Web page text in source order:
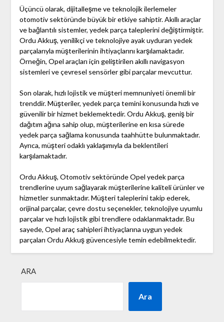
Üçüncü olarak, dijitalleşme ve teknolojik ilerlemeler
otomotiv sektöründe büyük bir etkiye sahiptir. Akıllı araçlar
ve bağlantılı sistemler, yedek parça taleplerini değiştirmiştir.
Ordu Akkuş, yenilikçi ve teknolojiye ayak uyduran yedek
parçalarıyla müşterilerinin ihtiyaçlarını karşılamaktadır.
Örneğin, Opel araçları için geliştirilen akıllı navigasyon
sistemleri ve çevresel sensörler gibi parçalar mevcuttur.
Son olarak, hızlı lojistik ve müşteri memnuniyeti önemli bir
trenddir. Müşteriler, yedek parça temini konusunda hızlı ve
güvenilir bir hizmet beklemektedir. Ordu Akkuş, geniş bir
dağıtım ağına sahip olup, müşterilerine en kısa sürede
yedek parça sağlama konusunda taahhütte bulunmaktadır.
Ayrıca, müşteri odaklı yaklaşımıyla da beklentileri
karşılamaktadır.
Ordu Akkuş, Otomotiv sektöründe Opel yedek parça
trendlerine uyum sağlayarak müşterilerine kaliteli ürünler ve
hizmetler sunmaktadır. Müşteri taleplerini takip ederek,
orijinal parçalar, çevre dostu seçenekler, teknolojiye uyumlu
parçalar ve hızlı lojistik gibi trendlere odaklanmaktadır. Bu
sayede, Opel araç sahipleri ihtiyaçlarına uygun yedek
parçaları Ordu Akkuş güvencesiyle temin edebilmektedir.
ARA
Ara